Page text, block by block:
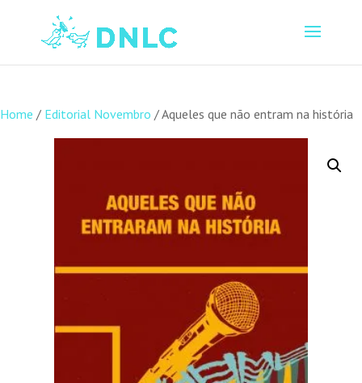
Home / Editorial Novembro / Aqueles que não entram na história